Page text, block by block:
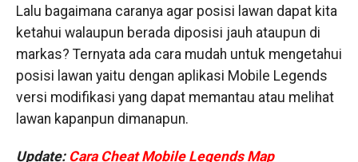
Lalu bagaimana caranya agar posisi lawan dapat kita
ketahui walaupun berada diposisi jauh ataupun di
markas? Ternyata ada cara mudah untuk mengetahui
posisi lawan yaitu dengan aplikasi Mobile Legends
versi modifikasi yang dapat memantau atau melihat
lawan kapanpun dimanapun.
Update: Cara Cheat Mobile Legends Map